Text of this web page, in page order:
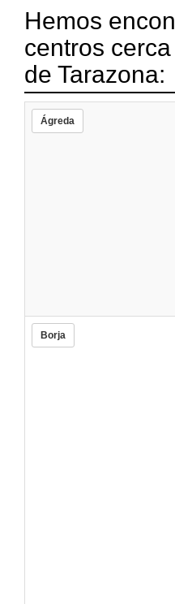
Hemos
centros
de Tarazona:
Ágreda
Borja